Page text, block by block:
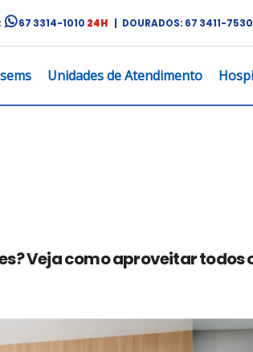
67 3314-1010 24H | DOURADOS: 67 3411-7530
Unidades de Atendimento
Veja como aproveitar todos